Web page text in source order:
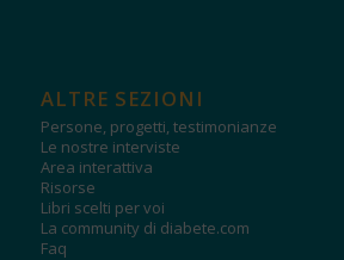
ALTRE SEZIONI
Persone, progetti, testimonianze
Le nostre interviste
Area interattiva
Risorse
Libri scelti per voi
La community di diabete.com
Faq